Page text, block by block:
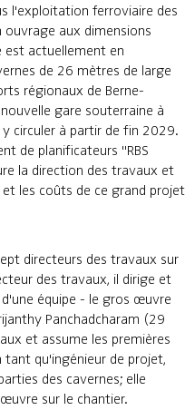
l'exploitation ferroviaire des
ouvrage aux dimensions
est actuellement en
de 26 mètres de large
régionaux de Berne-
gare souterraine à
circuler à partir de fin 2029.
de planificateurs "RBS
la direction des travaux et
les coûts de ce grand projet
directeurs des travaux sur
des travaux, il dirige et
équipe - le gros œuvre
Panchadcharam (29
et assume les premières
tant qu'ingénieur de projet,
des cavernes; elle
sur le chantier.